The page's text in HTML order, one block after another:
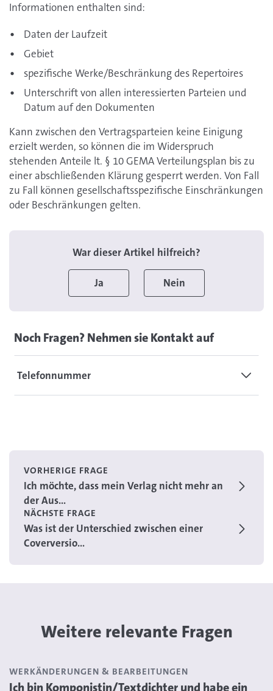
Noch Fragen? Nehmen sie Kontakt auf
Telefonnummer
Informationen enthalten sind:
Daten der Laufzeit
Gebiet
spezifische Werke/Beschränkung des Repertoires
Unterschrift von allen interessierten Parteien und
Datum auf den Dokumenten
Kann zwischen den Vertragsparteien keine Einigung
erzielt werden, so können die im Widerspruch
stehenden Anteile lt. § 10 GEMA Verteilungsplan bis zu
einer abschließenden Klärung gesperrt werden. Von Fall
zu Fall können gesellschaftsspezifische Einschränkungen
oder Beschränkungen gelten.
War dieser Artikel hilfreich?
Ja Nein
VORHERIGE FRAGE
Ich möchte, dass mein Verlag nicht mehr an
der Aus...
NÄCHSTE FRAGE
Was ist der Unterschied zwischen einer
Coverversio...
Weitere relevante Fragen
WERKÄNDERUNGEN & BEARBEITUNGEN
Ich bin Komponistin/Textdichter und habe ein